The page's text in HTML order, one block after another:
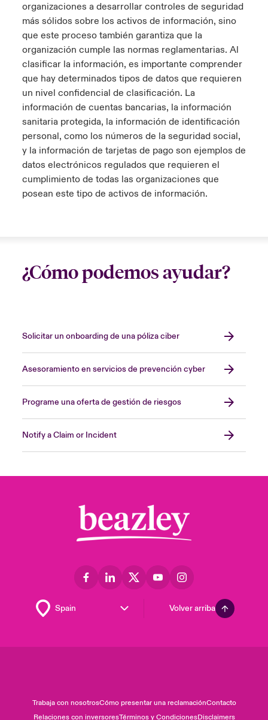
organizaciones a desarrollar controles de seguridad
más sólidos sobre los activos de información, sino
que este proceso también garantiza que la
organización cumple las normas reglamentarias. Al
clasificar la información, es importante comprender
que hay determinados tipos de datos que requieren
un nivel confidencial de clasificación. La
información de cuentas bancarias, la información
sanitaria protegida, la información de identificación
personal, como los números de la seguridad social,
y la información de tarjetas de pago son ejemplos de
datos electrónicos regulados que requieren el
cumplimiento de todas las organizaciones que
posean este tipo de activos de información.
¿Cómo podemos ayudar?
Solicitar un onboarding de una póliza ciber
Asesoramiento en servicios de prevención cyber
Programe una oferta de gestión de riesgos
Notify a Claim or Incident
Volver arriba
Trabaja con nosotrosCómo presentar una reclamaciónContacto
Relaciones con inversoresTérminos y CondicionesDisclaimers